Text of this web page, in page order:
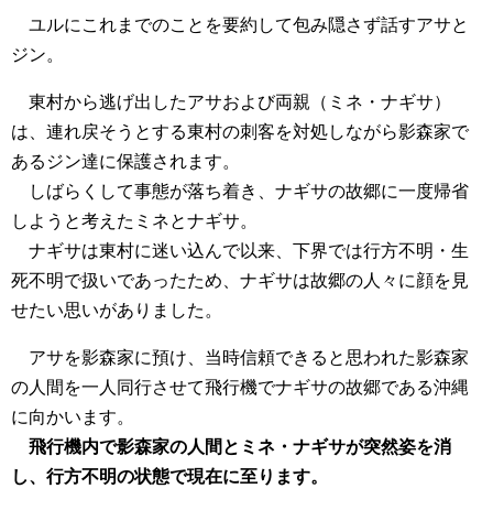
ユルにこれまでのことを要約して包み隠さず話すアサと
ジン。
東村から逃げ出したアサおよび両親（ミネ・ナギサ）
は、連れ戻そうとする東村の刺客を対処しながら影森家で
あるジン達に保護されます。
しばらくして事態が落ち着き、ナギサの故郷に一度帰省
しようと考えたミネとナギサ。
ナギサは東村に迷い込んで以来、下界では行方不明・生
死不明で扱いであったため、ナギサは故郷の人々に顔を見
せたい思いがありました。
アサを影森家に預け、当時信頼できると思われた影森家
の人間を一人同行させて飛行機でナギサの故郷である沖縄
に向かいます。
飛行機内で影森家の人間とミネ・ナギサが突然姿を消
し、行方不明の状態で現在に至ります。